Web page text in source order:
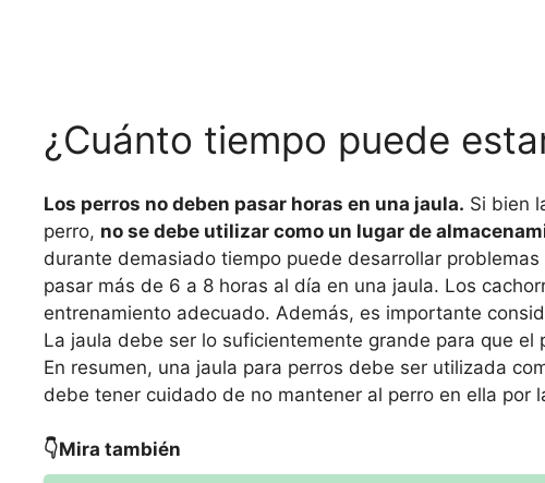
¿Cuánto tiempo puede
Los perros no deben pasar horas en una jaula. Si bien
perro, no se debe utilizar como un lugar de
durante demasiado tiempo puede desarrollar
pasar más de 6 a 8 horas al día en una jaula. Los
entrenamiento adecuado. Además, es importante
La jaula debe ser lo suficientemente grande para que
En resumen, una jaula para perros debe ser utilizada
debe tener cuidado de no mantener al perro en ella por
👇Mira también